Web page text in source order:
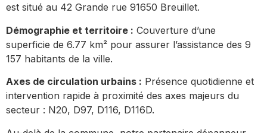
est situé au 42 Grande rue 91650 Breuillet.
Démographie et territoire : Couverture d’une
superficie de 6.77 km² pour assurer l’assistance des 9
157 habitants de la ville.
Axes de circulation urbains : Présence quotidienne et
intervention rapide à proximité des axes majeurs du
secteur : N20, D97, D116, D116D.